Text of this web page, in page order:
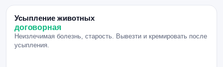
Усыпление животных
договорная
Неизлечимая болезнь, старость. Вывезти и кремировать после
усыпления.